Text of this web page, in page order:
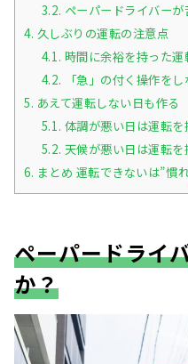
3.2. ペーパードライバー
4. 久しぶりの運転の注意点
4.1. 時間に余裕を持った運
4.2. 「急」の付く操作をし
5. あえて運転しない日も作る
5.1. 体調が悪い日は運転を
5.2. 天候が悪い日は運転を
6. まとめ 運転できないは”慣
ペーパードライ
か？